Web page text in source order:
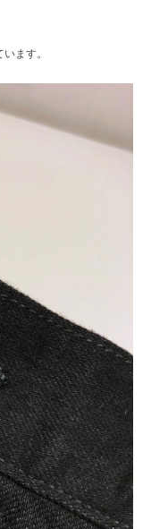
ます。